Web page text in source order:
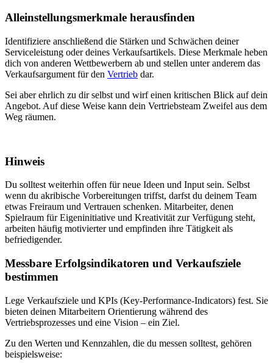
Alleinstellungsmerkmale herausfinden
Identifiziere anschließend die Stärken und Schwächen deiner
Serviceleistung oder deines Verkaufsartikels. Diese Merkmale heben
dich von anderen Wettbewerbern ab und stellen unter anderem das
Verkaufsargument für den Vertrieb dar.
Sei aber ehrlich zu dir selbst und wirf einen kritischen Blick auf dein
Angebot. Auf diese Weise kann dein Vertriebsteam Zweifel aus dem
Weg räumen.
Hinweis
Du solltest weiterhin offen für neue Ideen und Input sein. Selbst
wenn du akribische Vorbereitungen triffst, darfst du deinem Team
etwas Freiraum und Vertrauen schenken. Mitarbeiter, denen
Spielraum für Eigeninitiative und Kreativität zur Verfügung steht,
arbeiten häufig motivierter und empfinden ihre Tätigkeit als
befriedigender.
Messbare Erfolgsindikatoren und Verkaufsziele
bestimmen
Lege Verkaufsziele und KPIs (Key-Performance-Indicators) fest. Sie
bieten deinen Mitarbeitern Orientierung während des
Vertriebsprozesses und eine Vision – ein Ziel.
Zu den Werten und Kennzahlen, die du messen solltest, gehören
beispielsweise: